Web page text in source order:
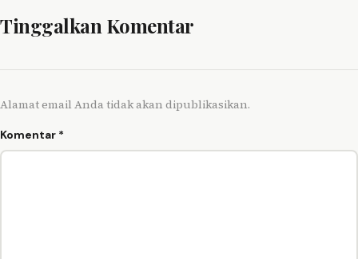
Tinggalkan Komentar
Alamat email Anda tidak akan dipublikasikan.
Komentar *